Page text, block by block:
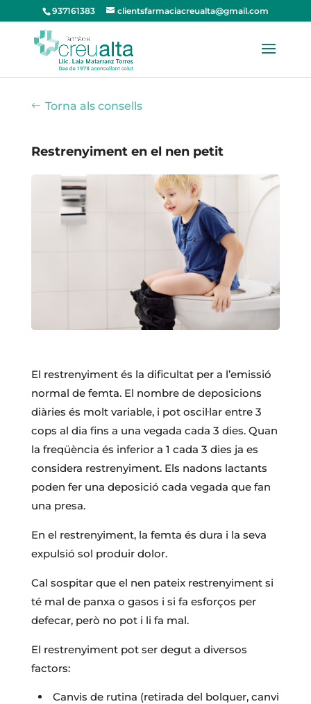
937161383 clientsfarmaciacreualta@gmail.com
Torna als consells
Restrenyiment en el nen petit
El restrenyiment és la dificultat per a l’emissió
normal de femta. El nombre de deposicions
diàries és molt variable, i pot oscil·lar entre 3
cops al dia fins a una vegada cada 3 dies. Quan
la freqüència és inferior a 1 cada 3 dies ja es
considera restrenyiment. Els nadons lactants
poden fer una deposició cada vegada que fan
una presa.
En el restrenyiment, la femta és dura i la seva
expulsió sol produir dolor.
Cal sospitar que el nen pateix restrenyiment si
té mal de panxa o gasos i si fa esforços per
defecar, però no pot i li fa mal.
El restrenyiment pot ser degut a diversos
factors:
Canvis de rutina (retirada del bolquer, canvi